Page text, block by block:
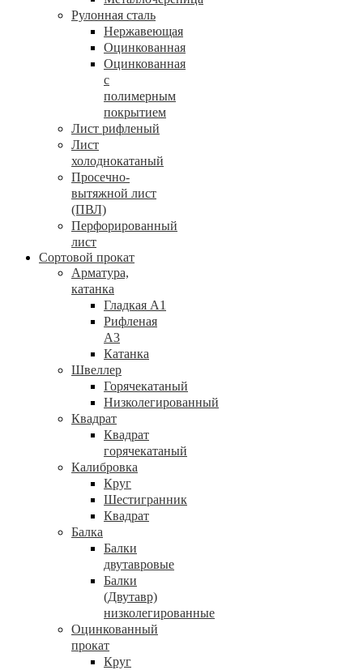
Рулонная сталь
Нержавеющая
Оцинкованная
Оцинкованная
с
полимерным
покрытием
Лист рифленый
Лист
холоднокатаный
Просечно-
вытяжной лист
(ПВЛ)
Перфорированный
лист
Сортовой прокат
Арматура,
катанка
Гладкая А1
Рифленая
А3
Катанка
Швеллер
Горячекатаный
Низколегированный
Квадрат
Квадрат
горячекатаный
Калибровка
Круг
Шестигранник
Квадрат
Балка
Балки
двутавровые
Балки
(Двутавр)
низколегированные
Оцинкованный
прокат
Круг